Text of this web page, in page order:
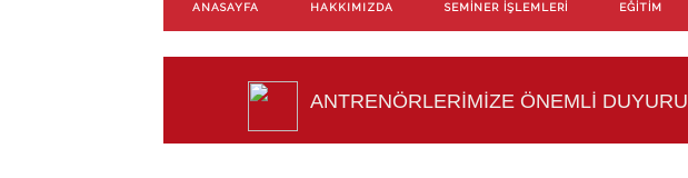
ANASAYFA HAKKIMIZDA SEMİNER İŞLEMLERİ EĞİTİM
ANTRENÖRLERİMİZE ÖNEMLİ DUYURU